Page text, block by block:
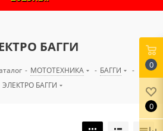
БАГГИ
- МОТОТЕХНИКА - БАГГИ
-
ЭЛЕКТРО БАГГИ
0
0